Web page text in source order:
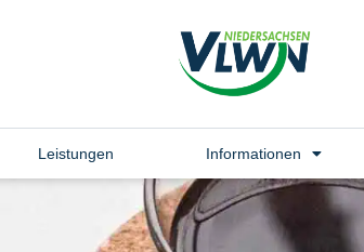
Leistungen Informationen